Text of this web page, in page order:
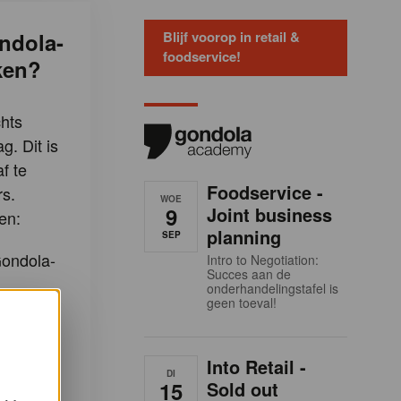
Dit is
te
Blijf voorop in retail &
foodservice!
WOE
9
SEP
Foodservice -
Joint business
planning
Intro to Negotiation:
Succes aan de
onderhandelingstafel is
geen toeval!
DI
15
Into Retail -
Sold out